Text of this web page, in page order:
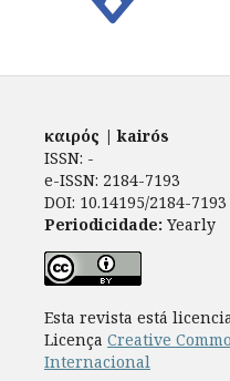
καιρός | kairós
ISSN: -
e-ISSN: 2184-7193
DOI: 10.14195/2184-7193
Periodicidade: Yearly
Esta revista está
Licença Creative
Internacional